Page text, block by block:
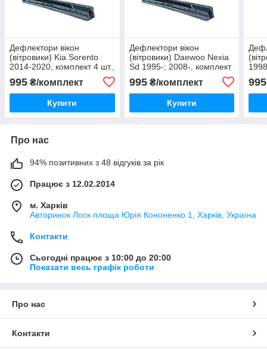
Дефлектори вікон
(вітровики) Kia Sorento
2014-2020, комплект 4 шт.,
995 ₴/комплект
Купити
Дефлектори вікон
(вітровики) Daewoo Nexia
Sd 1995-; 2008-, комплект
995₴/комплект
Купити
995
Про нас
94% позитивних з 48 відгуків за рік
Працює з 12.02.2014
м. Харків
Авторинок Лоск площа Юрія Кононенко 1, Харків, Україна
Контакти
Сьогодні працює з 10:00 до 20:00
Показати весь графік роботи
Про нас
Контакти